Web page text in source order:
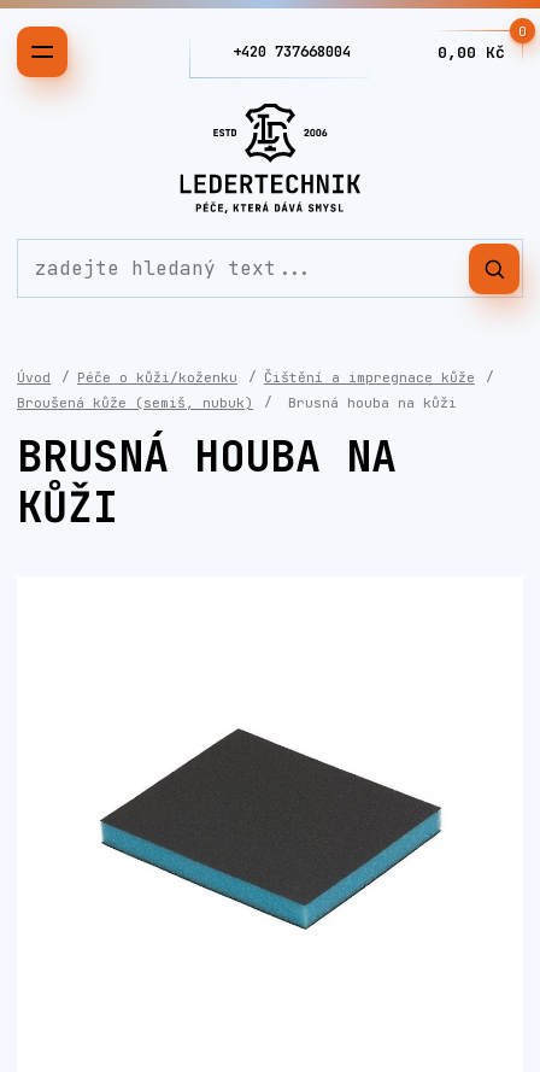
+420 737668004
0
0,00 Kč
Úvod Péče o kůži/koženku
Čištění a impregnace kůže
Broušená kůže (semiš, nubuk)
Brusná houba na kůži
BRUSNÁ HOUBA NA
KŮŽI